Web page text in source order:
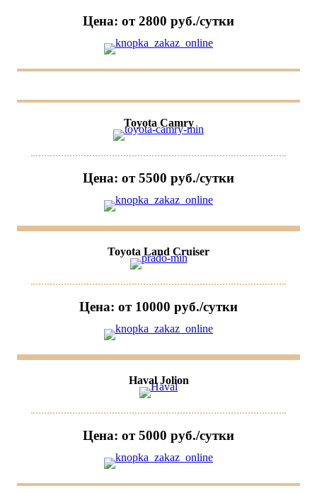
Цена: от 2800 руб./сутки
Toyota Camry
Цена: от 5500 руб./сутки
Toyota Land Cruiser
Цена: от 10000 руб./сутки
Haval Jolion
Цена: от 5000 руб./сутки